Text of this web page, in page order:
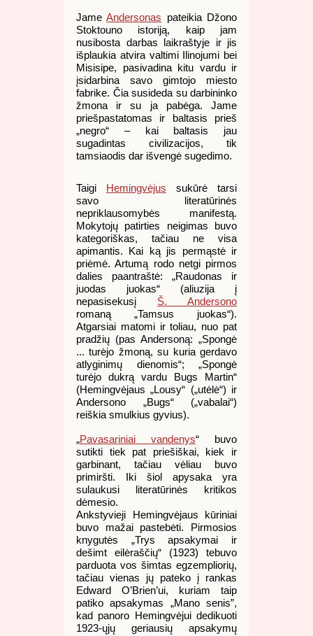
JameAndersonas pateikia Džono
Stoktouno istoriją, kaip jam
nusibosta darbas laikraštyje ir jis
išplaukia atvira valtimi Ilinojumi bei
Misisipe, pasivadina kitu vardu ir
įsidarbina savo gimtojo miesto
fabrike. Čia susideda su darbininko
žmona ir su ja pabėga. Jame
priešpastatomas ir baltasis prieš
„negro“ – kai baltasis jau
sugadintas civilizacijos, tik
tamsiaodis dar išvengė sugedimo.
Taigi Hemingvėjus sukūrė tarsi
savo literatūrinės
nepriklausomybės manifestą.
Mokytojų patirties neigimas buvo
kategoriškas, tačiau ne visa
apimantis. Kai ką jis permąstė ir
priėmė. Artumą rodo netgi pirmos
dalies paantraštė: „Raudonas ir
juodas juokas“ (aliuzija į
nepasisekusį Š. Andersono
romaną „Tamsus juokas“).
Atgarsiai matomi ir toliau, nuo pat
pradžių (pas Andersoną: „Spongė
... turėjo žmoną, su kuria gerdavo
atlyginimų dienomis“; „Spongė
turėjo dukrą vardu Bugs Martin“
(Hemingvėjaus „Lousy“ („utėlė“) ir
Andersono „Bugs“ („vabalai“)
reiškia smulkius gyvius).
„Pavasariniai vandenys“ buvo
sutikti tiek pat priešiškai, kiek ir
garbinant, tačiau vėliau buvo
primiršti. Iki šiol apysaka yra
sulaukusi literatūrinės kritikos
dėmesio.
Ankstyvieji Hemingvėjaus kūriniai
buvo mažai pastebėti. Pirmosios
knygutės „Trys apsakymai ir
dešimt eilėraščių“ (1923) tebuvo
parduota vos šimtas egzempliorių,
tačiau vienas jų pateko į rankas
Edward O’Brien’ui, kuriam taip
patiko apsakymas „Mano senis”,
kad panoro Hemingvėjui dedikuoti
1923-ųjų geriausių apsakymų